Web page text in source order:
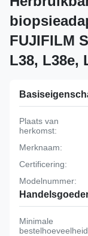
FUJIFILM
L38, L38e,
Plaats van
herkomst:
Merknaam:
Certificering:
Modelnummer:
Minimale